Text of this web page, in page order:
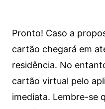
Pronto! Caso a
cartão chegará em
residência. No
cartão virtual pelo
imediata. Lembre-se